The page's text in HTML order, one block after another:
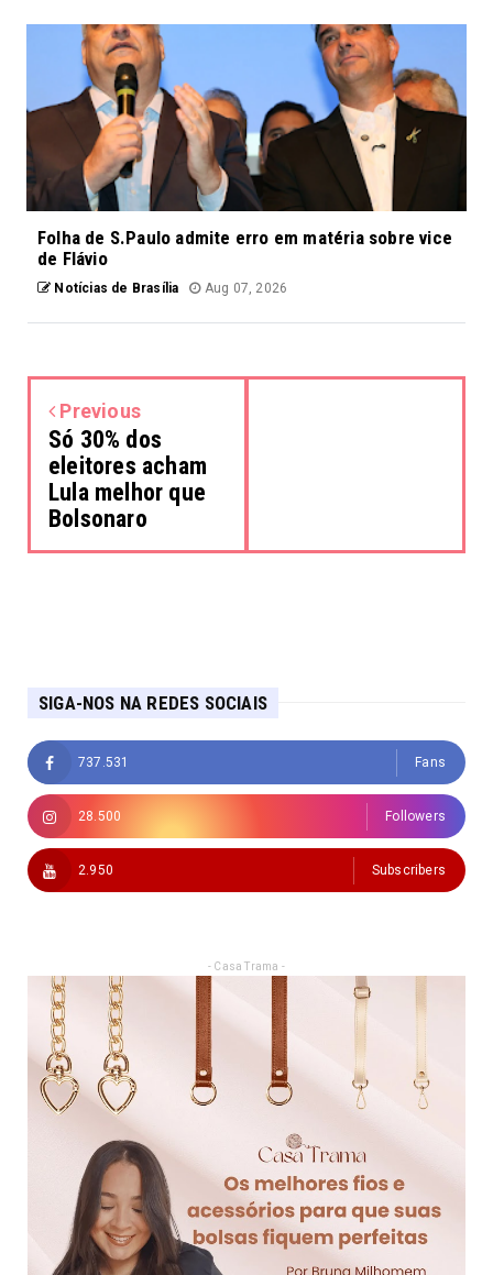
Folha de S.Paulo admite erro em matéria sobre vice
de Flávio
Notícias de Brasília Aug 07, 2026
Previous
Só 30% dos
eleitores acham
Lula melhor que
Bolsonaro
SIGA-NOS NA REDES SOCIAIS
737.531 Fans
28.500 Followers
2.950 Subscribers
- Casa Trama -